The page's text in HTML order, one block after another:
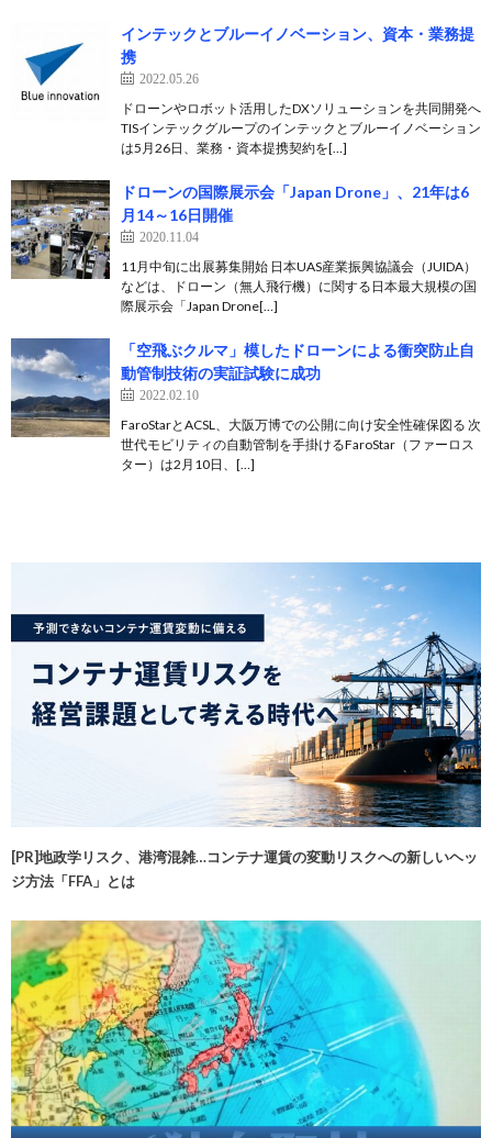
インテックとブルーイノベーション、資本・業務提
携
2022.05.26
ドローンやロボット活用したDXソリューションを共同開発へ
TISインテックグループのインテックとブルーイノベーション
は5月26日、業務・資本提携契約を[…]
ドローンの国際展示会「Japan Drone」、21年は6
月14～16日開催
2020.11.04
11月中旬に出展募集開始 日本UAS産業振興協議会（JUIDA）
などは、ドローン（無人飛行機）に関する日本最大規模の国
際展示会「Japan Drone[…]
「空飛ぶクルマ」模したドローンによる衝突防止自
動管制技術の実証試験に成功
2022.02.10
FaroStarとACSL、大阪万博での公開に向け安全性確保図る 次
世代モビリティの自動管制を手掛けるFaroStar（ファーロス
ター）は2月10日、[…]
[PR]地政学リスク、港湾混雑…コンテナ運賃の変動リスクへの新しいヘッ
ジ方法「FFA」とは